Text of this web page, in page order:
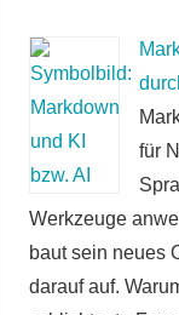
für
Werkzeuge
baut sein neues
darauf auf.